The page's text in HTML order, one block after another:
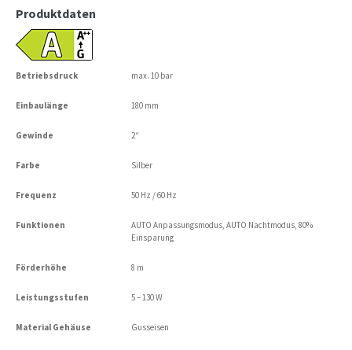
Produktdaten
Betriebsdruck max. 10 bar
Einbaulänge 180 mm
Gewinde 2“
Farbe Silber
Frequenz 50 Hz / 60 Hz
Funktionen
AUTO Anpassungsmodus, AUTO Nachtmodus, 80%
Einsparung
Förderhöhe 8 m
Leistungsstufen 5 – 130 W
Material Gehäuse Gusseisen